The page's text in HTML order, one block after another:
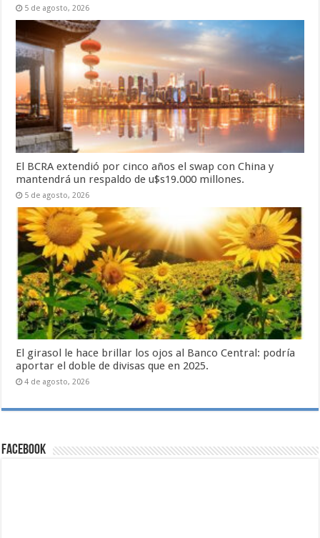
5 de agosto, 2026
El BCRA extendió por cinco años el swap con China y
mantendrá un respaldo de u$s19.000 millones.
5 de agosto, 2026
El girasol le hace brillar los ojos al Banco Central: podría
aportar el doble de divisas que en 2025.
4 de agosto, 2026
Facebook